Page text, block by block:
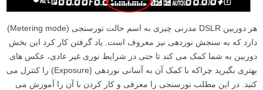
هر دوربین DSLR مدرنی چیزی به اسم حالت نورسنجی (Metering mode)
دارد که به سنجش نوردهی نیز معروف است. یاد گرفتن کار کرد این بخش
دوربین به شما کمک می کند تا حتی در شرایط نوری غیر عادی، عکس های
بهتری بگیرید چراکه با کمک آن به آسانی نوردهی (Exposure) را کنترل می
کنید. در این مطلب نورسنجی را معرفی و کار کردن با آن را آموزش می